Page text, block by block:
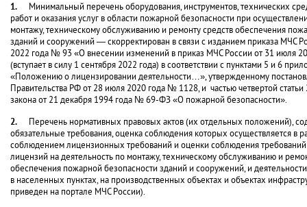
1. Минимальный перечень оборудования, инструментов, технических
работ и оказания услуг в области пожарной безопасности при
монтажу, техническому обслуживанию и ремонту средств обеспечения
зданий и сооружений — скорректирован в связи с изданием приказа МЧС
2022 года № 93 «О внесении изменений в приказ МЧС России от 31 июля
(вступает в силу 1 сентября 2022 года) в соответствии с пунктами 5 и 6
«Положению о лицензировании деятельности…», утвержденному
Правительства РФ от 28 июля 2020 года № 1128, и частью четвертой
закона от 21 декабря 1994 года № 69-ФЗ «О пожарной безопасности».
2. Перечень нормативных правовых актов (их отдельных положений),
обязательные требования, оценка соблюдения которых осуществляется в
соблюдением лицензионных требований и оценки соблюдения
лицензий на деятельность по монтажу, техническому обслуживанию и
обеспечения пожарной безопасности зданий и сооружений, и
в населенных пунктах, на производственных объектах и объектах
приведен на портале МЧС России).